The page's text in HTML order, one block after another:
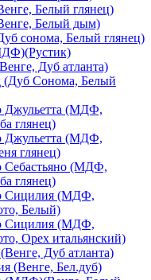
Белый глянец)
Белый дым)
сонома, Белый глянец)
Дуб атланта)
(Дуб Сонома, Белый
Джульетта (МДФ,
глянец)
Джульетта (МДФ,
глянец)
Себастьяно (МДФ,
глянец)
Сицилия (МДФ,
Белый)
Сицилия (МДФ,
Орех итальянский)
Дуб атланта)
(Венге, Бел.дуб)